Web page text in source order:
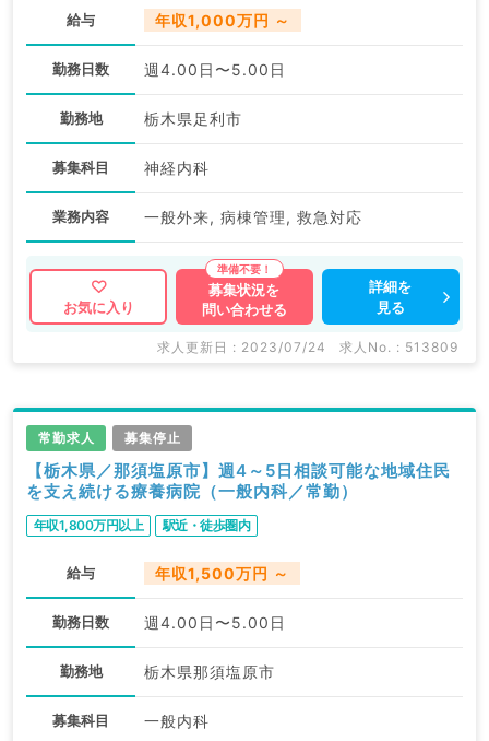
給与 年収1,000万円 ～
勤務日数 週4.00日〜5.00日
勤務地 栃木県足利市
募集科目 神経内科
業務内容 一般外来, 病棟管理, 救急対応
お気に入り
募集状況を
問い合わせる
詳細を
見る
求人更新日 : 2023/07/24 求人No. : 513809
常勤求人 募集停止
【栃木県／那須塩原市】週4～5日相談可能な地域住民
を支え続ける療養病院（一般内科／常勤）
年収1,800万円以上 駅近・徒歩圏内
給与 年収1,500万円 ～
勤務日数 週4.00日〜5.00日
勤務地 栃木県那須塩原市
募集科目 一般内科